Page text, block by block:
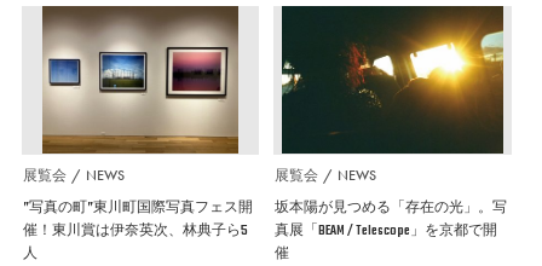
展覧会 NEWS
”写真の町”東川町国際写真フェス開
催！東川賞は伊奈英次、林典子ら5
人
展覧会 NEWS
坂本陽が見つめる「存在の光」。写
真展「BEAM / Telescope」を京都で開
催